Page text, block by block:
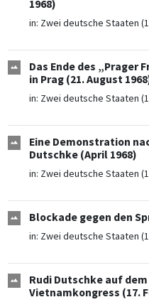
1968)
in: Zwei deutsche Staaten
Das Ende des „Prager
in Prag (21. August
in: Zwei deutsche Staaten
Eine Demonstration
Dutschke (April 1968)
in: Zwei deutsche Staaten
Blockade gegen den
in: Zwei deutsche Staaten
Rudi Dutschke auf
Vietnamkongress (17.